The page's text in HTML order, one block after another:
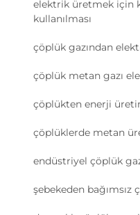
elektrik üretmek için
kullanılması
çöplük gazından
çöplük metan gazı
çöplükten enerji
çöplüklerde metan
endüstriyel çöplük
şebekeden bağımsız